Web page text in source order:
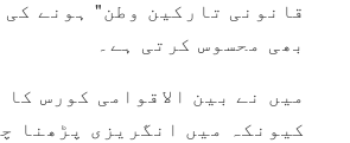
قانونی تارکین وطن" ہونے کی
بھی محسوس کرتی ہے۔
میں نے بین الاقوامی کورس کا
کیونکہ میں انگریزی پڑھنا